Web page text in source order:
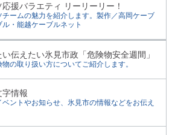
援バラエティ リーリーリー！
チームの魅力を紹介します。製作／高岡ケーブ
・能越ケーブルネット
伝えたい氷見市政「危険物安全週間」
の取り扱い方についてご紹介します。
字情報
ントやお知らせ、氷見市の情報などをお伝え